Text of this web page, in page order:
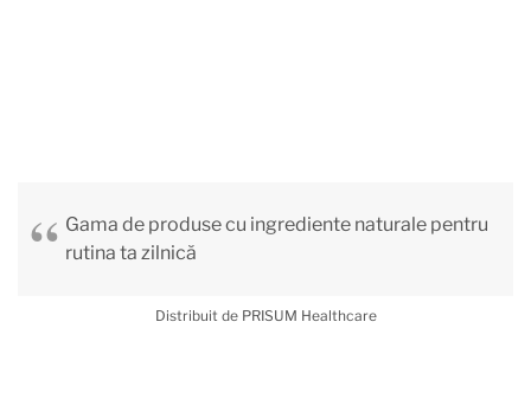
Gama de produse cu ingrediente naturale pentru
rutina ta zilnică
Distribuit de PRISUM Healthcare